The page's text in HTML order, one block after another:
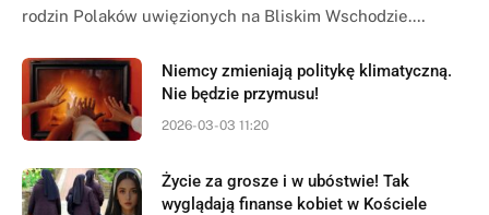
rodzin Polaków uwięzionych na Bliskim Wschodzie.…
Niemcy zmieniają politykę klimatyczną.
Nie będzie przymusu!
2026-03-03 11:20
Życie za grosze i w ubóstwie! Tak
wyglądają finanse kobiet w Kościele